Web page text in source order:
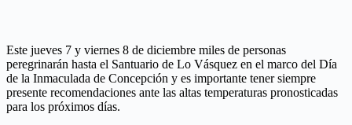
Este jueves 7 y viernes 8 de diciembre miles de personas
peregrinarán hasta el Santuario de Lo Vásquez en el marco del Día
de la Inmaculada de Concepción y es importante tener siempre
presente recomendaciones ante las altas temperaturas pronosticadas
para los próximos días.